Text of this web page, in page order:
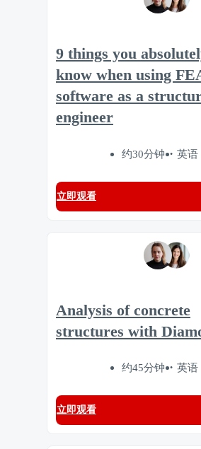
9 things you
know when using
software as a
engineer
约30分钟 英语
立即观看
Analysis of concrete
structures with
约45分钟 英语
立即观看